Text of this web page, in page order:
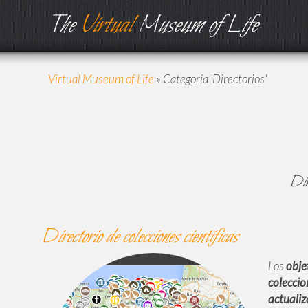
TheVirtualMuseum of Life
Virtual Museum of Life » Categoría 'Directorios'
Directorio de colecciones científicas
Los